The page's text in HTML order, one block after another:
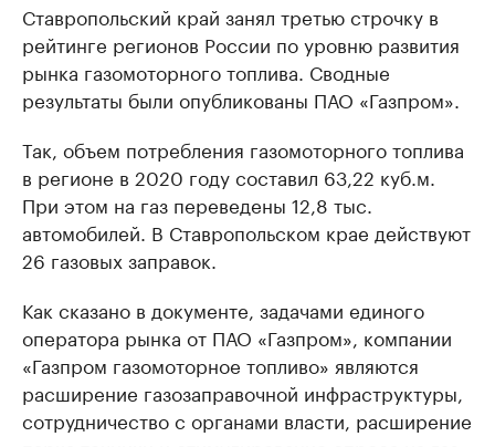
Ставропольский край занял третью строчку в
рейтинге регионов России по уровню развития
рынка газомоторного топлива. Сводные
результаты были опубликованы ПАО «Газпром».
Так, объем потребления газомоторного топлива
в регионе в 2020 году составил 63,22 куб.м.
При этом на газ переведены 12,8 тыс.
автомобилей. В Ставропольском крае действуют
26 газовых заправок.
Как сказано в документе, задачами единого
оператора рынка от ПАО «Газпром», компании
«Газпром газомоторное топливо» являются
расширение газозаправочной инфраструктуры,
сотрудничество с органами власти, расширение